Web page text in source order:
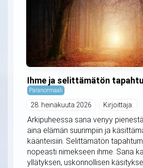
Ihme ja selittämätön
Paranormaali
28. heinäkuuta 2026 Kirjoittaja:
Arkipuheessa sana venyy
aina elämän suurimpiin ja
käänteisiin. Selittämätön
nopeasti nimekseen ihme. Sana
yllätyksen, uskonnollisen